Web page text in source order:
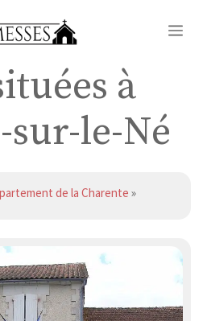
à
sur-le-Né
de la Charente »